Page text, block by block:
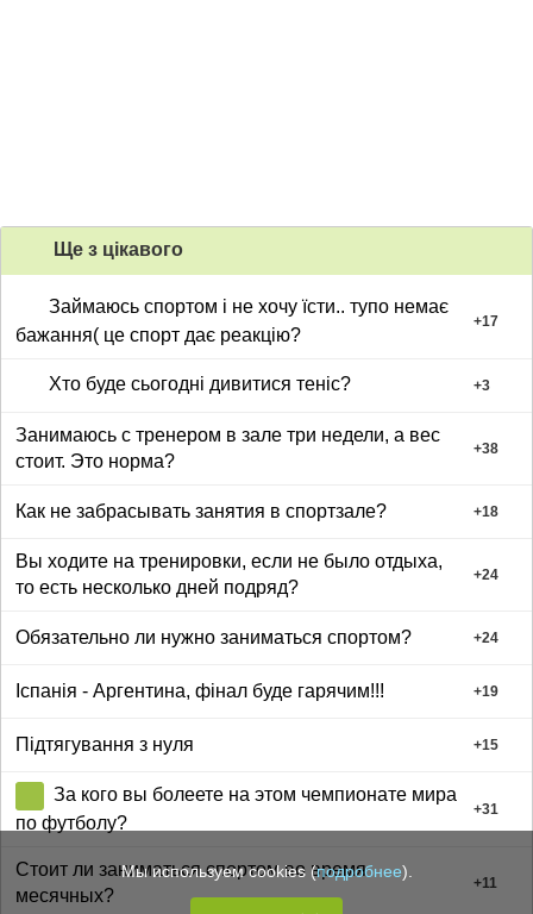
Ще з цiкавого
Займаюсь спортом і не хочу їсти.. тупо немає
бажання( це спорт дає реакцію?
+17
Хто буде сьогодні дивитися теніс? +3
Занимаюсь с тренером в зале три недели, а вес
стоит. Это норма?
+38
Как не забрасывать занятия в спортзале? +18
Вы ходите на тренировки, если не было отдыха,
то есть несколько дней подряд?
+24
Обязательно ли нужно заниматься спортом? +24
Іспанія - Аргентина, фінал буде гарячим!!! +19
Підтягування з нуля +15
За кого вы болеете на этом чемпионате мира
по футболу?
+31
Стоит ли заниматься спортом во время
месячных?
+11
Мы используем cookies (подробнее).